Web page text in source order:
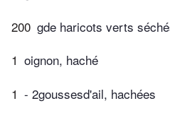
200 gde haricots verts
1 oignon, haché
1 - 2goussesd'ail, hachées